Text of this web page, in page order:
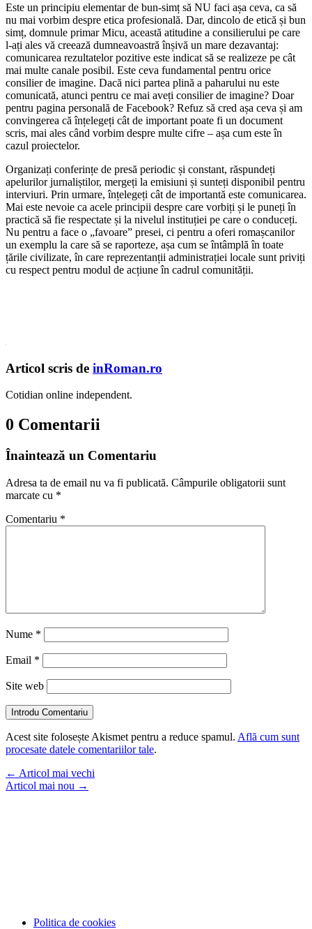
Este un principiu elementar de bun-simț să NU faci așa ceva, ca să
nu mai vorbim despre etica profesională. Dar, dincolo de etică și bun
simț, domnule primar Micu, această atitudine a consilierului pe care
l-ați ales vă creează dumneavoastră înșivă un mare dezavantaj:
comunicarea rezultatelor pozitive este indicat să se realizeze pe cât
mai multe canale posibil. Este ceva fundamental pentru orice
consilier de imagine. Dacă nici partea plină a paharului nu este
comunicată, atunci pentru ce mai aveți consilier de imagine? Doar
pentru pagina personală de Facebook? Refuz să cred așa ceva și am
convingerea că înțelegeți cât de important poate fi un document
scris, mai ales când vorbim despre multe cifre – așa cum este în
cazul proiectelor.
Organizați conferințe de presă periodic și constant, răspundeți
apelurilor jurnaliștilor, mergeți la emisiuni și sunteți disponibil pentru
interviuri. Prin urmare, înțelegeți cât de importantă este comunicarea.
Mai este nevoie ca acele principii despre care vorbiți și le puneți în
practică să fie respectate și la nivelul instituției pe care o conduceți.
Nu pentru a face o „favoare” presei, ci pentru a oferi romașcanilor
un exemplu la care să se raporteze, așa cum se întâmplă în toate
țările civilizate, în care reprezentanții administrației locale sunt priviți
cu respect pentru modul de acțiune în cadrul comunității.
Articol scris deinRoman.ro
Cotidian online independent.
0 Comentarii
Înaintează un Comentariu
Nume*
Email*
Site web
Introdu Comentariu
Acest site folosește Akismet pentru a reduce spamul.